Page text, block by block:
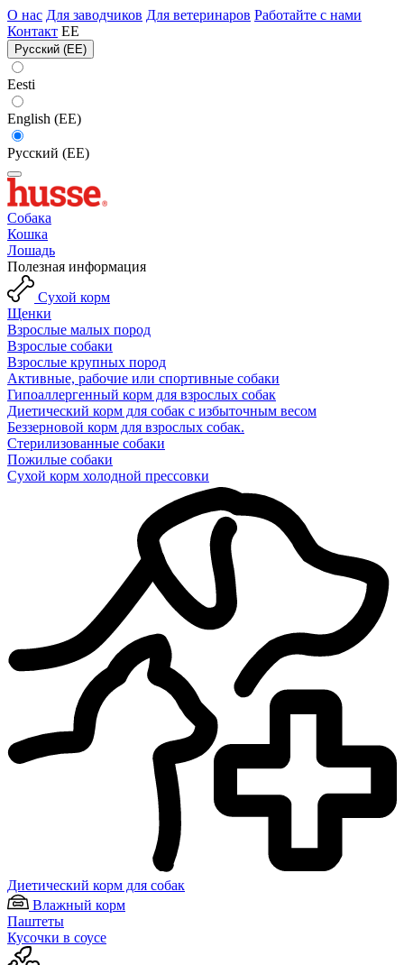
О нас Для заводчиков Для ветеринаров Работайте с нами
Контакт EE
Русский (EE)
Eesti
English (EE)
Русский (EE)
Собака
Кошка
Лошадь
Полезная информация
Сухой корм
Щенки
Взрослые малых пород
Взрослые собаки
Взрослые крупных пород
Активные, рабочие или спортивные собаки
Гипоаллергенный корм для взрослых собак
Диетический корм для собак с избыточным весом
Беззерновой корм для взрослых собак.
Стерилизованные собаки
Пожилые собаки
Сухой корм холодной прессовки
Диетический корм для собак
Влажный корм
Паштеты
Кусочки в соусе